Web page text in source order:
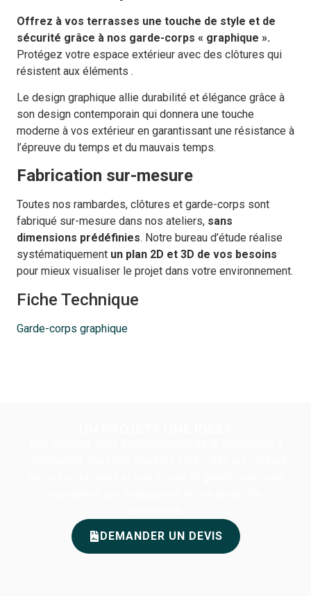
Offrez à vos terrasses une touche de style et de
sécurité grâce à nos garde-corps « graphique ».
Protégez votre espace extérieur avec des clôtures qui
résistent aux éléments .
Le design graphique allie durabilité et élégance grâce à
son design contemporain qui donnera une touche
moderne à vos extérieur en garantissant une résistance à
l’épreuve du temps et du mauvais temps.
Fabrication sur-mesure
Toutes nos rambardes, clôtures et garde-corps sont
fabriqué sur-mesure dans nos ateliers, sans
dimensions prédéfinies. Notre bureau d’étude réalise
systématiquement un plan 2D et 3D de vos besoins
pour mieux visualiser le projet dans votre environnement.
Fiche Technique
Garde-corps graphique
DEMANDER UN DEVIS